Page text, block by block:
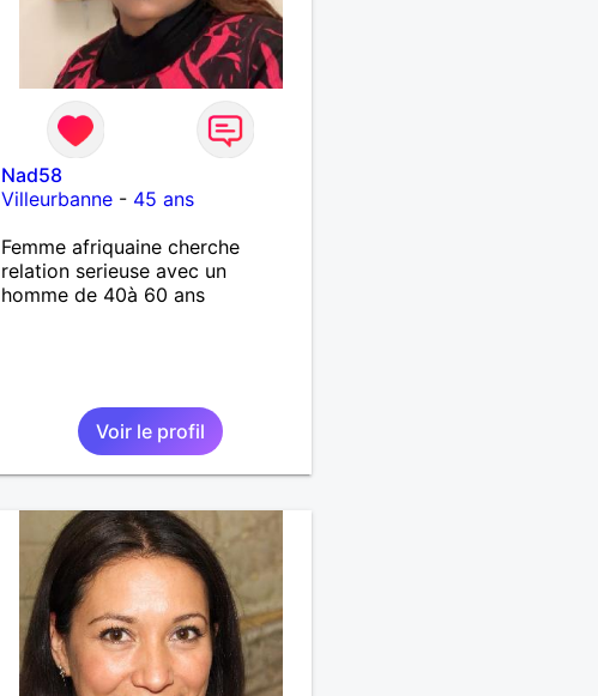
Nad58
Villeurbanne - 45 ans
Femme afriquaine cherche
relation serieuse avec un
homme de 40à 60 ans
Voir le profil